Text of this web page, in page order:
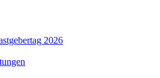
2026